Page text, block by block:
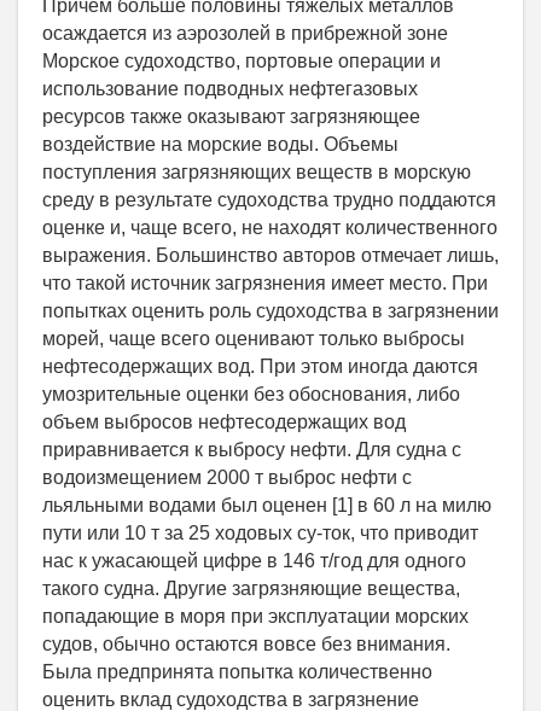
Причем больше половины тяжелых металлов
осаждается из аэрозолей в прибрежной зоне
Морское судоходство, портовые операции и
использование подводных нефтегазовых
ресурсов также оказывают загрязняющее
воздействие на морские воды. Объемы
поступления загрязняющих веществ в морскую
среду в результате судоходства трудно поддаются
оценке и, чаще всего, не находят количественного
выражения. Большинство авторов отмечает лишь,
что такой источник загрязнения имеет место. При
попытках оценить роль судоходства в загрязнении
морей, чаще всего оценивают только выбросы
нефтесодержащих вод. При этом иногда даются
умозрительные оценки без обоснования, либо
объем выбросов нефтесодержащих вод
приравнивается к выбросу нефти. Для судна с
водоизмещением 2000 т выброс нефти с
льяльными водами был оценен [1] в 60 л на милю
пути или 10 т за 25 ходовых су-ток, что приводит
нас к ужасающей цифре в 146 т/год для одного
такого судна. Другие загрязняющие вещества,
попадающие в моря при эксплуатации морских
судов, обычно остаются вовсе без внимания.
Была предпринята попытка количественно
оценить вклад судоходства в загрязнение